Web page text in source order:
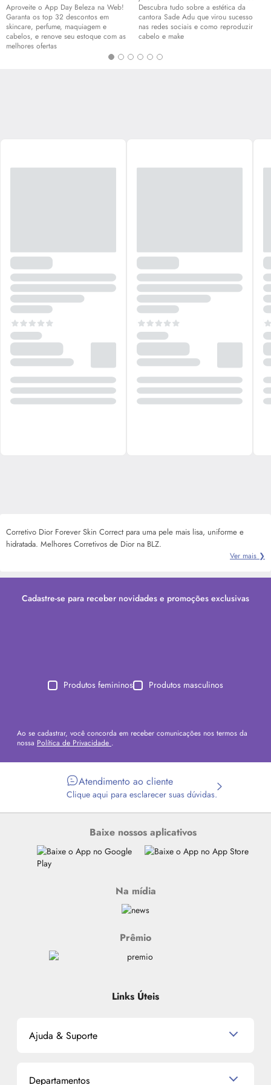
Aproveite o App Day Beleza na Web!
Garanta os top 32 descontos em
skincare, perfume, maquiagem e
cabelos, e renove seu estoque com as
melhores ofertas
Descubra tudo sobre a estética da
cantora Sade Adu que virou sucesso
nas redes sociais e como reproduzir
cabelo e make
Corretivo Dior Forever Skin Correct para uma pele mais lisa, uniforme e
hidratada. Melhores Corretivos de Dior na BLZ.
Ver mais ❯
Cadastre-se para receber novidades e promoções exclusivas
Produtos femininos Produtos masculinos
Ao se cadastrar, você concorda em receber comunicações nos termos da
nossa Política de Privacidade .
Atendimento ao cliente
Clique aqui para esclarecer suas dúvidas.
Baixe nossos aplicativos
Na mídia
Prêmio
Links Úteis
Ajuda & Suporte
Política de Devolução
Departamentos